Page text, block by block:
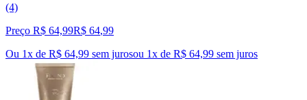
(4)
Preço R$ 64,99R$ 64,99
Ou 1x de R$ 64,99 sem jurosou 1x de R$ 64,99 sem juros